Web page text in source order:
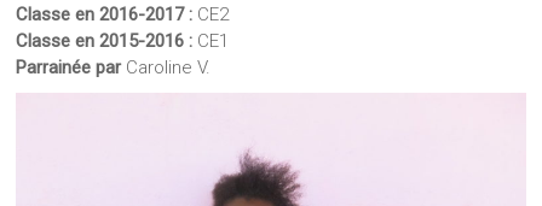
Classe en 2016-2017 : CE2
Classe en 2015-2016 : CE1
Parrainée parCaroline V.